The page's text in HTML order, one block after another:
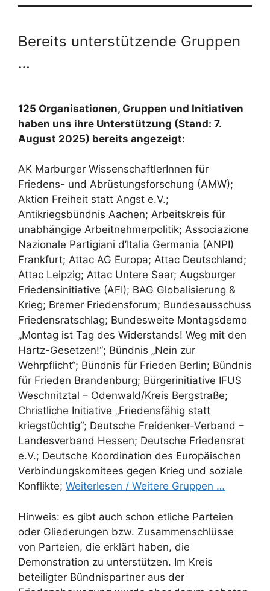
Bereits unterstützende Gruppen
…
125 Organisationen, Gruppen und Initiativen
haben uns ihre Unterstützung (Stand: 7.
August 2025) bereits angezeigt:
AK Marburger WissenschaftlerInnen für
Friedens- und Abrüstungsforschung (AMW);
Aktion Freiheit statt Angst e.V.;
Antikriegsbündnis Aachen; Arbeitskreis für
unabhängige Arbeitnehmerpolitik; Associazione
Nazionale Partigiani d’Italia Germania (ANPI)
Frankfurt; Attac AG Europa; Attac Deutschland;
Attac Leipzig; Attac Untere Saar; Augsburger
Friedensinitiative (AFI); BAG Globalisierung &
Krieg; Bremer Friedensforum; Bundesausschuss
Friedensratschlag; Bundesweite Montagsdemo
„Montag ist Tag des Widerstands! Weg mit den
Hartz-Gesetzen!“; Bündnis „Nein zur
Wehrpflicht“; Bündnis für Frieden Berlin; Bündnis
für Frieden Brandenburg; Bürgerinitiative IFUS
Weschnitztal – Odenwald/Kreis Bergstraße;
Christliche Initiative „Friedensfähig statt
kriegstüchtig“; Deutsche Freidenker-Verband –
Landesverband Hessen; Deutsche Friedensrat
e.V.; Deutsche Koordination des Europäischen
Verbindungskomitees gegen Krieg und soziale
Konflikte; Weiterlesen / Weitere Gruppen …
Hinweis: es gibt auch schon etliche Parteien
oder Gliederungen bzw. Zusammenschlüsse
von Parteien, die erklärt haben, die
Demonstration zu unterstützen. Im Kreis
beteiligter Bündnispartner aus der